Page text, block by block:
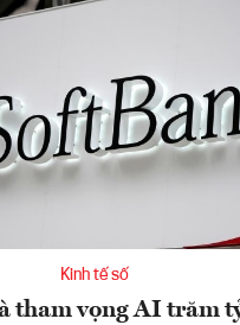
Kinh tế số
tham vọng AI trăm